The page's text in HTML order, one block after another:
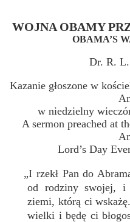
WOJNA OBAMY
OBAMA’S
Dr. R.
Kazanie głoszone w
w niedzielny
A sermon preached at
Lord’s Day
„I rzekł Pan do
od rodziny swojej, i
ziemi, którą ci
wielki i będę ci